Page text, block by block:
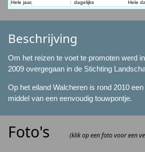
Hele jaar, : dagelijks Hele
Beschrijving
Om het reizen te voet te promoten werd
2009 overgegaan in de Stichting
Op het eiland Walcheren is rond 2010
middel van een eenvoudig touwpontje.
Foto's (klik op een foto voor een